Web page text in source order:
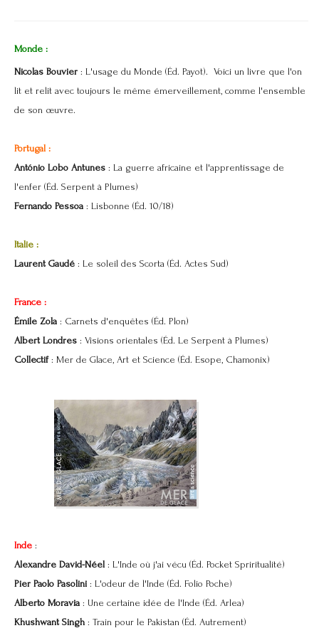
Monde :
Nicolas Bouvier : L'usage du Monde (Éd. Payot). Voici un livre que l'on
lit et relit avec toujours le même émerveillement, comme l'ensemble
de son œuvre.
Portugal :
António Lobo Antunes : La guerre africaine et l'apprentissage de
l'enfer (Éd. Serpent à Plumes)
Fernando Pessoa : Lisbonne (Éd. 10/18)
Italie :
Laurent Gaudé : Le soleil des Scorta (Éd. Actes Sud)
France :
Émile Zola : Carnets d'enquêtes (Éd. Plon)
Albert Londres : Visions orientales (Éd. Le Serpent à Plumes)
Collectif: Mer de Glace, Art et Science (Éd. Esope, Chamonix)
Inde :
Alexandre David-Néel : L'Inde où j'ai vécu (Éd. Pocket Spriritualité)
Pier Paolo Pasolini : L'odeur de l'Inde (Éd. Folio Poche)
Alberto Moravia : Une certaine idée de l'Inde (Éd. Arlea)
Khushwant Singh : Train pour le Pakistan (Éd. Autrement)